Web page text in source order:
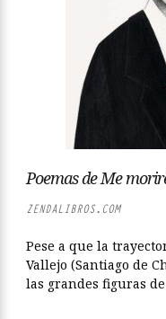
Poemas de Me
ZENDALIBROS.COM
Pese a que la
Vallejo (Santiago de
las grandes figuras de